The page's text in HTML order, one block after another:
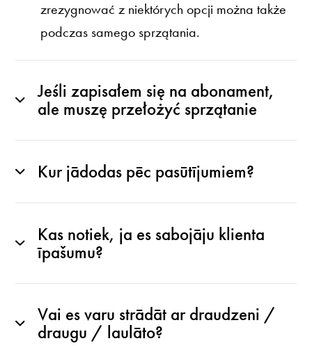
zrezygnować z niektórych opcji można także
podczas samego sprzątania.
Jeśli zapisałem się na abonament,
ale muszę przełożyć sprzątanie
Kur jādodas pēc pasūtījumiem?
Kas notiek, ja es sabojāju klienta
īpašumu?
Vai es varu strādāt ar draudzeni /
draugu / laulāto?